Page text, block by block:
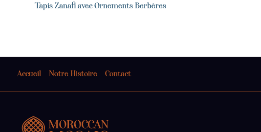
Tapis Zanafi avec Ornements Berbères
Accueil Notre Histoire Contact